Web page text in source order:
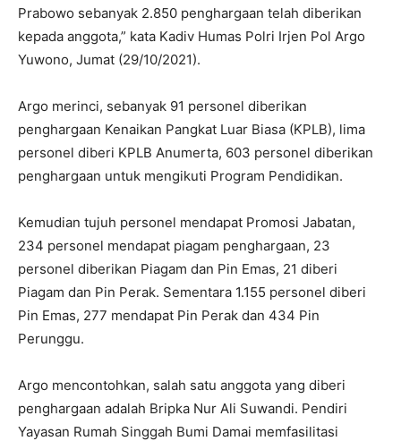
Prabowo sebanyak 2.850 penghargaan telah diberikan
kepada anggota,” kata Kadiv Humas Polri Irjen Pol Argo
Yuwono, Jumat (29/10/2021).
Argo merinci, sebanyak 91 personel diberikan
penghargaan Kenaikan Pangkat Luar Biasa (KPLB), lima
personel diberi KPLB Anumerta, 603 personel diberikan
penghargaan untuk mengikuti Program Pendidikan.
Kemudian tujuh personel mendapat Promosi Jabatan,
234 personel mendapat piagam penghargaan, 23
personel diberikan Piagam dan Pin Emas, 21 diberi
Piagam dan Pin Perak. Sementara 1.155 personel diberi
Pin Emas, 277 mendapat Pin Perak dan 434 Pin
Perunggu.
Argo mencontohkan, salah satu anggota yang diberi
penghargaan adalah Bripka Nur Ali Suwandi. Pendiri
Yayasan Rumah Singgah Bumi Damai memfasilitasi